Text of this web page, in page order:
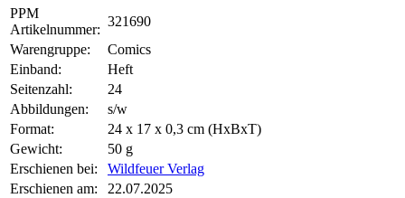
PPM
Artikelnummer:
321690
Warengruppe:
Comics
Einband:
Heft
Seitenzahl:
24
Abbildungen:
s/w
Format:
24 x 17 x 0,3 cm (HxBxT)
Gewicht:
50 g
Erschienen bei:
Wildfeuer Verlag
Erschienen am:
22.07.2025